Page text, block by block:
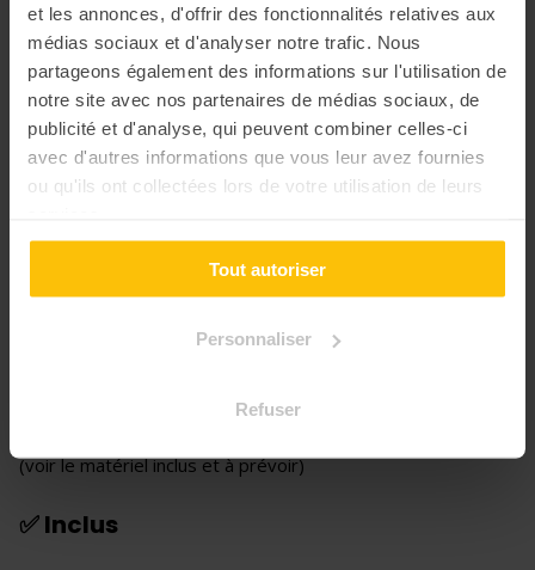
et les annonces, d'offrir des fonctionnalités relatives aux
médias sociaux et d'analyser notre trafic. Nous
partageons également des informations sur l'utilisation de
notre site avec nos partenaires de médias sociaux, de
publicité et d'analyse, qui peuvent combiner celles-ci
avec d'autres informations que vous leur avez fournies
ou qu'ils ont collectées lors de votre utilisation de leurs
Tout autoriser
Personnaliser
Refuser
📍 Lieu
choix. Tout le matériel et équipement vous seront fournis le
(voir le matériel inclus et à prévoir)
✅ Inclus